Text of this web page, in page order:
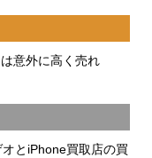
意外に高く売れ
とiPhone買取店の買